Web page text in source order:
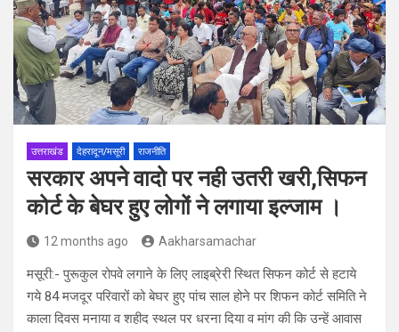
उत्तराखंड देहरादून/मसूरी राजनीति
सरकार अपने वादो पर नही उतरी खरी,सिफन
कोर्ट के बेघर हुए लोगों ने लगाया इल्जाम ।
12 months ago Aakharsamachar
मसूरी:- पुरूकुल रोपवे लगाने के लिए लाइब्रेरी स्थित सिफन कोर्ट से हटाये
गये 84 मजदूर परिवारों को बेघर हुए पांच साल होने पर शिफन कोर्ट समिति ने
काला दिवस मनाया व शहीद स्थल पर धरना दिया व मांग की कि उन्हें आवास